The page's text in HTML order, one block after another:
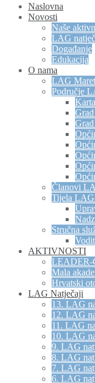
Naslovna
Novosti
Naše
LAG
Događanje
Edukacija
O nama
LAG
Područje
Članovi
Tijela
Stručna
AKTIVNOSTI
LEADER-
Mala
Hrvatski
LAG Natječaji
13. LAG
12. LAG
11. LAG
10. LAG
9. LAG
8. LAG
7. LAG
6. LAG